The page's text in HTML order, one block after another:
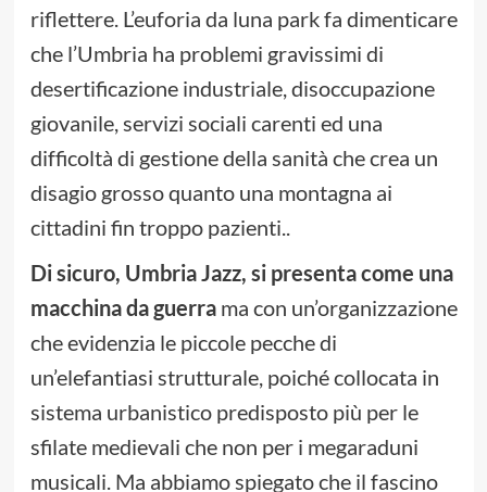
riflettere. L’euforia da luna park fa dimenticare
che l’Umbria ha problemi gravissimi di
desertificazione industriale, disoccupazione
giovanile, servizi sociali carenti ed una
difficoltà di gestione della sanità che crea un
disagio grosso quanto una montagna ai
cittadini fin troppo pazienti..
Di sicuro, Umbria Jazz, si presenta come una
macchina da guerra ma con un’organizzazione
che evidenzia le piccole pecche di
un’elefantiasi strutturale, poiché collocata in
sistema urbanistico predisposto più per le
sfilate medievali che non per i megaraduni
musicali. Ma abbiamo spiegato che il fascino